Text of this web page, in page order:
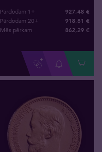
Pārdodam 1+ 927,48 €
Pārdodam 20+ 918,81 €
Mēs pērkam 862,29 €